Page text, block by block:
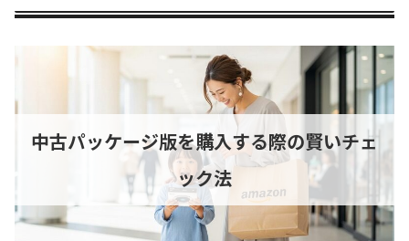
中古パッケージ版を購入する際の賢いチェ
ック法